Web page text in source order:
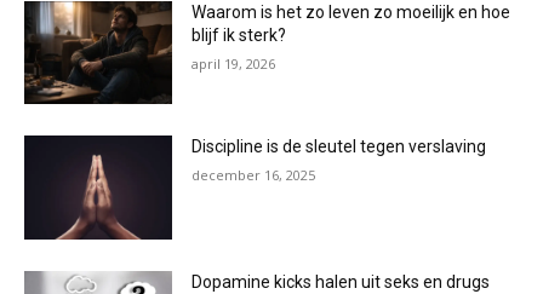
Waarom is het zo leven zo moeilijk en hoe
blijf ik sterk?
april 19, 2026
Discipline is de sleutel tegen verslaving
december 16, 2025
Dopamine kicks halen uit seks en drugs